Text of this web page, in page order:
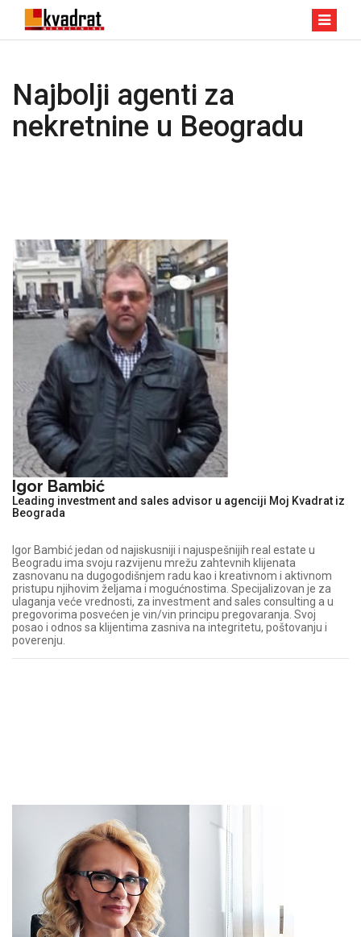
Najbolji agenti za
nekretnine u Beogradu
Igor Bambić
Leading investment and sales advisor u agenciji Moj Kvadrat iz
Beograda
Igor Bambić jedan od najiskusniji i najuspešnijih real estate u
Beogradu ima svoju razvijenu mrežu zahtevnih klijenata
zasnovanu na dugogodišnjem radu kao i kreativnom i aktivnom
pristupu njihovim željama i mogućnostima. Specijalizovan je za
ulaganja veće vrednosti, za investment and sales consulting a u
pregovorima posvećen je vin/vin principu pregovaranja. Svoj
posao i odnos sa klijentima zasniva na integritetu, poštovanju i
poverenju.